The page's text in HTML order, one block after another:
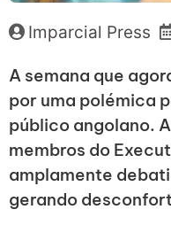
Imparcial Press
A semana que
por uma polémica
público angolano.
membros do
amplamente
gerando